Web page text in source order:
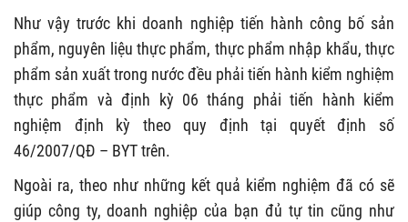
Như vậy trước khi doanh nghiệp tiến hành công bố sản
phẩm, nguyên liệu thực phẩm, thực phẩm nhập khẩu, thực
phẩm sản xuất trong nước đều phải tiến hành kiểm nghiệm
thực phẩm và định kỳ 06 tháng phải tiến hành kiểm
nghiệm định kỳ theo quy định tại quyết định số
46/2007/QĐ – BYT trên.
Ngoài ra, theo như những kết quả kiểm nghiệm đã có sẽ
giúp công ty, doanh nghiệp của bạn đủ tự tin cũng như